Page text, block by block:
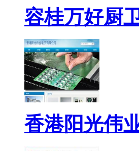
容桂万好厨
香港阳光伟